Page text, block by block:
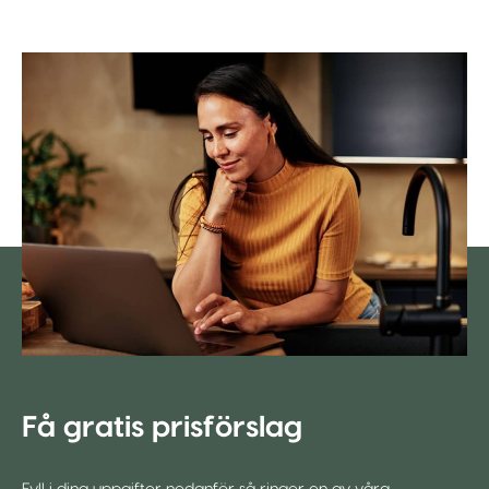
Få gratis prisförslag